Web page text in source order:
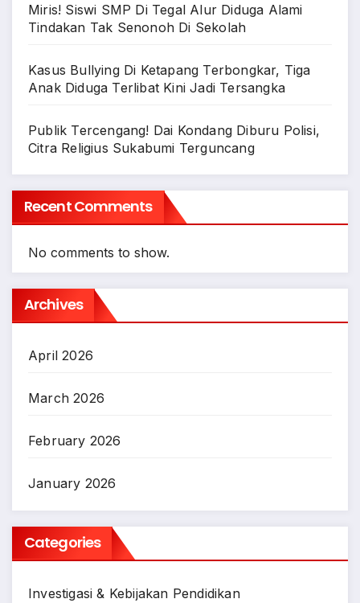
Miris! Siswi SMP Di Tegal Alur Diduga Alami
Tindakan Tak Senonoh Di Sekolah
Kasus Bullying Di Ketapang Terbongkar, Tiga
Anak Diduga Terlibat Kini Jadi Tersangka
Publik Tercengang! Dai Kondang Diburu Polisi,
Citra Religius Sukabumi Terguncang
Recent Comments
No comments to show.
Archives
April 2026
March 2026
February 2026
January 2026
Categories
Investigasi & Kebijakan Pendidikan